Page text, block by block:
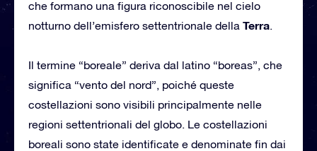
che formano una figura riconoscibile nel cielo
notturno dell’emisfero settentrionale della Terra.
Il termine “boreale” deriva dal latino “boreas”, che
significa “vento del nord”, poiché queste
costellazioni sono visibili principalmente nelle
regioni settentrionali del globo. Le costellazioni
boreali sono state identificate e denominate fin dai